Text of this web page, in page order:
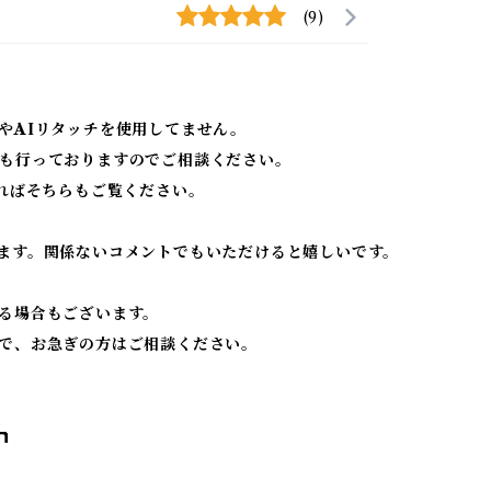
(9)
AIリタッチを使用してません。
っておりますのでご相談ください。
そちらもご覧ください。
。関係ないコメントでもいただけると嬉しいです。
合もございます。
お急ぎの方はご相談ください。